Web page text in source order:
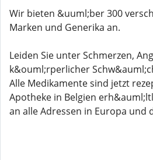
Wir bieten &uuml;ber 300
Marken und Generika an.
Leiden Sie unter Schmerzen,
k&ouml;rperlicher
Alle Medikamente sind jetzt
Apotheke in Belgien
an alle Adressen in Europa und